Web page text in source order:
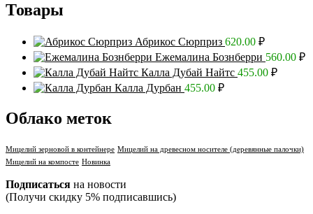
Товары
Абрикос Сюрприз 620.00 ₽
Ежемалина Бознберри 560.00 ₽
Калла Дубай Найтс 455.00 ₽
Калла Дурбан 455.00 ₽
Облако меток
Мицелий зерновой в контейнере Мицелий на древесном носителе (деревянные палочки)
Мицелий на компосте Новинка
Подписаться на новости
(Получи скидку 5% подписавшись)